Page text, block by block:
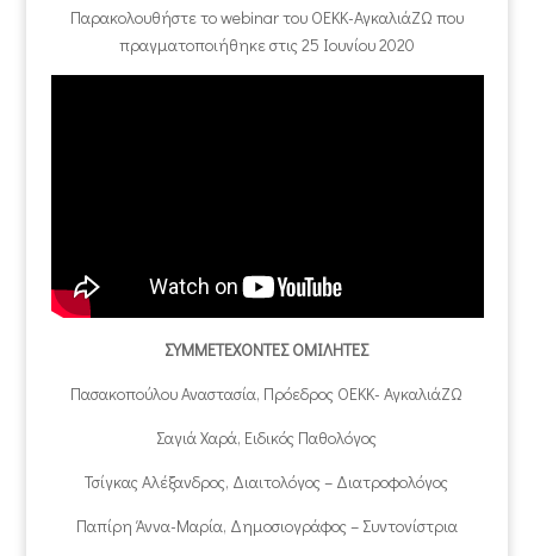
Παρακολουθήστε το webinar του ΟΕΚΚ-ΑγκαλιάΖΩ που
πραγματοποιήθηκε στις 25 Ιουνίου 2020
ΣΥΜΜΕΤΕΧΟΝΤΕΣ ΟΜΙΛΗΤΕΣ
Πασακοπούλου Αναστασία, Πρόεδρος ΟΕΚΚ- ΑγκαλιάΖΩ
Σαγιά Χαρά, Ειδικός Παθολόγος
Τσίγκας Αλέξανδρος, Διαιτολόγος – Διατροφολόγος
Παπίρη Άννα-Μαρία, Δημοσιογράφος – Συντονίστρια